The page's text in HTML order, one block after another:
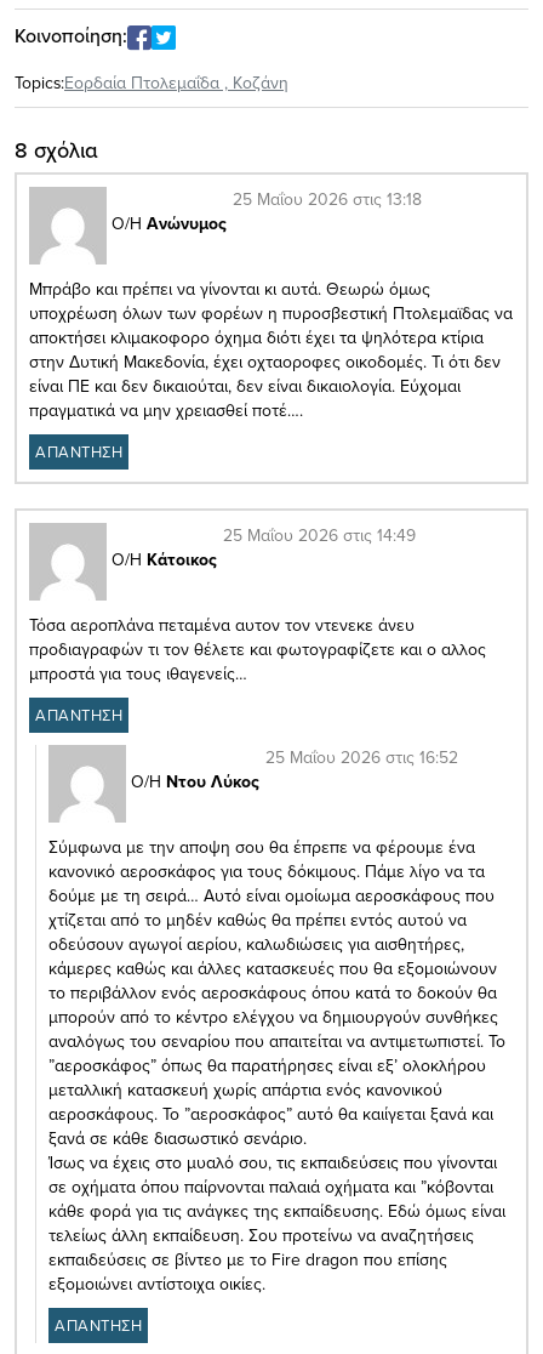
Κοινοποίηση:
Topics:Εορδαία Πτολεμαΐδα , Κοζάνη
8 σχόλια
Ο/Η Ανώνυμος
25 Μαΐου 2026 στις 13:18
Μπράβο και πρέπει να γίνονται κι αυτά. Θεωρώ όμως
υποχρέωση όλων των φορέων η πυροσβεστική Πτολεμαϊδας να
αποκτήσει κλιμακοφορο όχημα διότι έχει τα ψηλότερα κτίρια
στην Δυτική Μακεδονία, έχει οχταοροφες οικοδομές. Τι ότι δεν
είναι ΠΕ και δεν δικαιούται, δεν είναι δικαιολογία. Εύχομαι
πραγματικά να μην χρειασθεί ποτέ….
ΑΠΑΝΤΗΣΗ
Ο/Η Κάτοικος
25 Μαΐου 2026 στις 14:49
Τόσα αεροπλάνα πεταμένα αυτον τον ντενεκε άνευ
προδιαγραφών τι τον θέλετε και φωτογραφίζετε και ο αλλος
μπροστά για τους ιθαγενείς…
ΑΠΑΝΤΗΣΗ
Ο/Η Ντου Λύκος
25 Μαΐου 2026 στις 16:52
Σύμφωνα με την αποψη σου θα έπρεπε να φέρουμε ένα
κανονικό αεροσκάφος για τους δόκιμους. Πάμε λίγο να τα
δούμε με τη σειρά… Αυτό είναι ομοίωμα αεροσκάφους που
χτίζεται από το μηδέν καθώς θα πρέπει εντός αυτού να
οδεύσουν αγωγοί αερίου, καλωδιώσεις για αισθητήρες,
κάμερες καθώς και άλλες κατασκευές που θα εξομοιώνουν
το περιβάλλον ενός αεροσκάφους όπου κατά το δοκούν θα
μπορούν από το κέντρο ελέγχου να δημιουργούν συνθήκες
αναλόγως του σεναρίου που απαιτείται να αντιμετωπιστεί. Το
”αεροσκάφος” όπως θα παρατήρησες είναι εξ’ ολοκλήρου
μεταλλική κατασκευή χωρίς απάρτια ενός κανονικού
αεροσκάφους. Το ”αεροσκάφος” αυτό θα καιίγεται ξανά και
ξανά σε κάθε διασωστικό σενάριο.
Ίσως να έχεις στο μυαλό σου, τις εκπαιδεύσεις που γίνονται
σε οχήματα όπου παίρνονται παλαιά οχήματα και ”κόβονται
κάθε φορά για τις ανάγκες της εκπαίδευσης. Εδώ όμως είναι
τελείως άλλη εκπαίδευση. Σου προτείνω να αναζητήσεις
εκπαιδεύσεις σε βίντεο με το Fire dragon που επίσης
εξομοιώνει αντίστοιχα οικίες.
ΑΠΑΝΤΗΣΗ